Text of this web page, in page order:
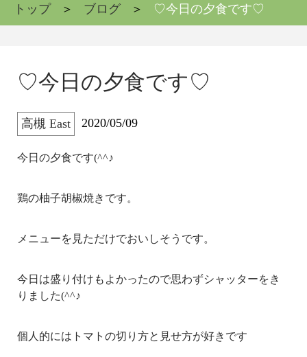
トップ ブログ ♡今日の夕食です♡
♡今日の夕食です♡
高槻 East 2020/05/09
今日の夕食です(^^♪
鶏の柚子胡椒焼きです。
メニューを見ただけでおいしそうです。
今日は盛り付けもよかったので思わずシャッターをき
りました(^^♪
個人的にはトマトの切り方と見せ方が好きです